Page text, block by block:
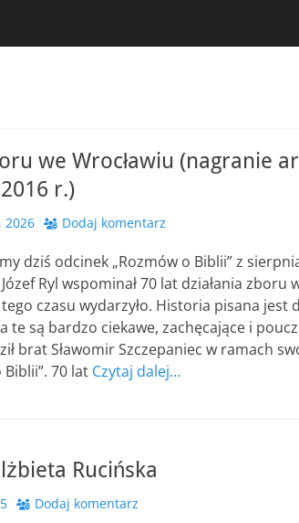
we Wrocławiu (nagranie
r.)
2026 Dodaj komentarz
dziś odcinek „Rozmów o Biblii” z
Ryl wspominał 70 lat działania zboru
czasu wydarzyło. Historia pisana jest
te są bardzo ciekawe, zachęcające i
brat Sławomir Szczepaniec w ramach
Biblii”. 70 lat Czytaj dalej…
Rucińska
Dodaj komentarz